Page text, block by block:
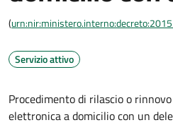
(
Servizio attivo
Procedimento di rilascio o
elettronica a domicilio con un